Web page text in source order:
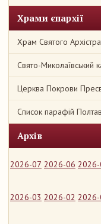
Храми єпархії
Храм Святого
Свято-
Церква Покрови
Список парафій
Архів
2026-07 2026-06
2026-03 2026-02